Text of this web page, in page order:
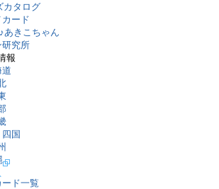
カタログ
ード
あきこちゃん
研究所
報
道
国
ド一覧